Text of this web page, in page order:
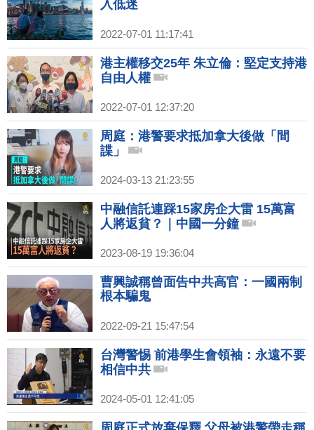
入低迷
2022-07-01 11:17:41
港主權移交25年 朱立倫：堅定支持港
自由人權
2022-07-01 12:37:20
周庭：港警要求抵加拿大後做「間
諜」
2024-03-13 21:23:55
中融信託連踩15家房企大雷 15萬富
人將返貧？｜中國一分鐘
2023-08-19 19:36:04
曹興誠稱曾面告中共高官：一國兩制
根本騙鬼
2022-09-21 15:47:54
台灣警惕 前港學生會領袖：永遠不要
相信中共
2024-05-01 12:41:05